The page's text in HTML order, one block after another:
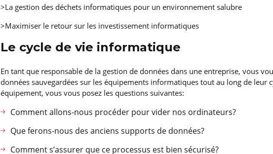
>La gestion des déchets informatiques pour un environnement salubre
>Maximiser le retour sur les investissement informatiques
Le cycle de vie informatique
En tant que responsable de la gestion de données dans une entreprise, vous
données sauvegardées sur les équipements informatiques tout au long de leur
équipement, vous vous posez les questions suivantes:
Comment allons-nous procéder pour vider nos ordinateurs?
Que ferons-nous des anciens supports de données?
Comment s’assurer que ce processus est bien sécurisé?